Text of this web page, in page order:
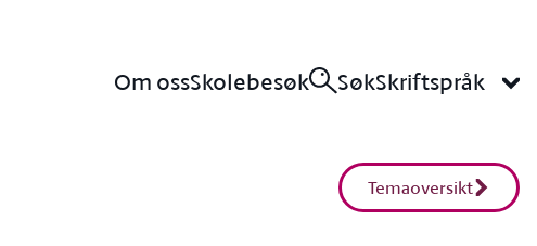
Om ossSkolebesøk SøkSkriftspråk
Temaoversikt